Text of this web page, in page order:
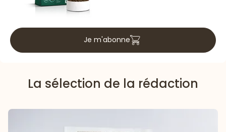
Je m'abonne
La sélection de la rédaction